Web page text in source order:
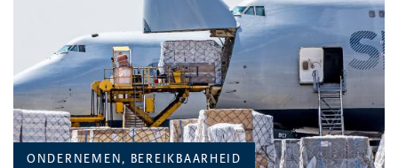
ONDERNEMEN, BEREIKBAARHEID